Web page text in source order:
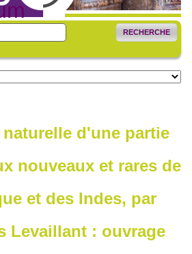
RECHERCHE
d'une partie
nouveaux et rares de
et des Indes, par
Levaillant : ouvrage